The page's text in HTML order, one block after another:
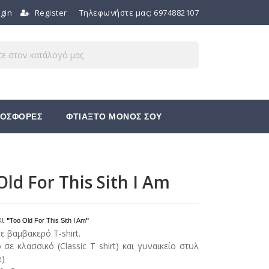
Register Τηλεφωνήστε μας: 6974882107
ΦΤΙΑΞΤΟ ΜΟΝΟΣ ΣΟΥ
For This Sith I Am
"Too Old For This Sith I Am"
βαμβακερό T-shirt.
σε κλασσικό (Classic T shirt) και γυναικείο στυλ